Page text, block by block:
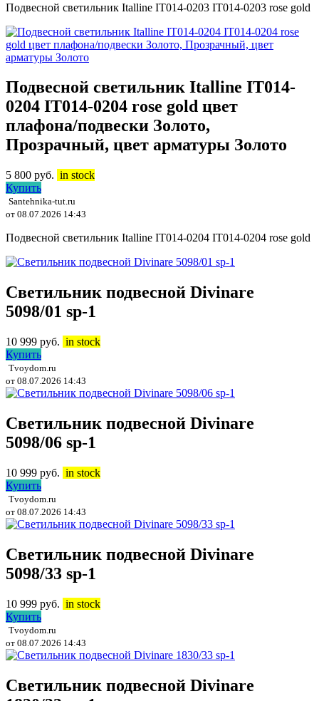
Подвесной светильник Italline IT014-0203 IT014-0203 rose gold
Подвесной светильник Italline IT014-
0204 IT014-0204 rose gold цвет
плафона/подвески Золото,
Прозрачный, цвет арматуры Золото
5 800 руб. in stock
Купить
Santehnika-tut.ru
от 08.07.2026 14:43
Подвесной светильник Italline IT014-0204 IT014-0204 rose gold
Светильник подвесной Divinare
5098/01 sp-1
10 999 руб. in stock
Купить
Tvoydom.ru
от 08.07.2026 14:43
Светильник подвесной Divinare
5098/06 sp-1
10 999 руб. in stock
Купить
Tvoydom.ru
от 08.07.2026 14:43
Светильник подвесной Divinare
5098/33 sp-1
10 999 руб. in stock
Купить
Tvoydom.ru
от 08.07.2026 14:43
Светильник подвесной Divinare